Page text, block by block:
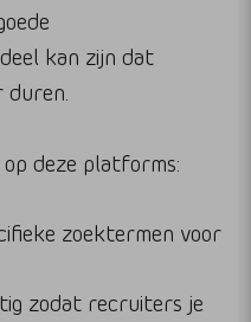
kan zijn dat
op deze platforms:
zoektermen voor
zodat recruiters je